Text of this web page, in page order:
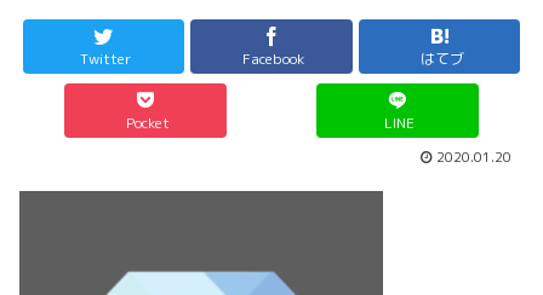
Twitter Facebook はてブ
Pocket LINE
2020.01.20